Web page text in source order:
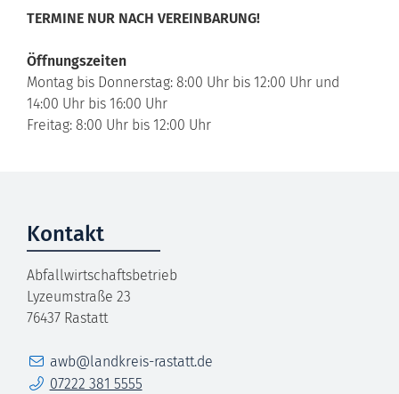
TERMINE NUR NACH VEREINBARUNG!
Öffnungszeiten
Montag bis Donnerstag: 8:00 Uhr bis 12:00 Uhr und
14:00 Uhr bis 16:00 Uhr
Freitag: 8:00 Uhr bis 12:00 Uhr
Kontakt
Abfallwirtschaftsbetrieb
Lyzeumstraße 23
76437 Rastatt
E-Mailawb@landkreis-rastatt.de
Telefon07222 381 5555